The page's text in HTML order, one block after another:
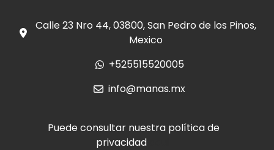
Calle 23 Nro 44, 03800, San Pedro de los Pinos,
Mexico
+525515520005
info@manas.mx
Puede consultar nuestra política de
privacidad